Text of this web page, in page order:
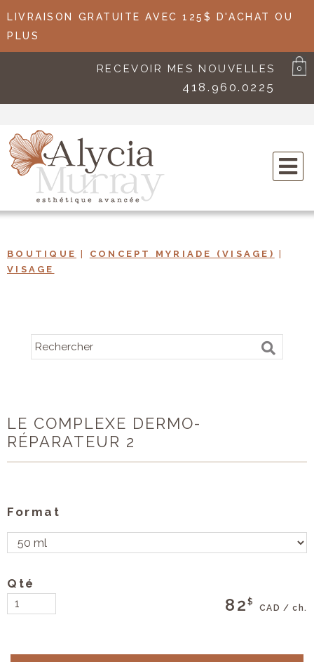
LIVRAISON GRATUITE AVEC 125$ D'ACHAT OU
PLUS
0
RECEVOIR MES NOUVELLES
418.960.0225
BOUTIQUE CONCEPT MYRIADE (VISAGE)
VISAGE
LE COMPLEXE DERMO-
RÉPARATEUR 2
Format
Qté
82$
CAD / ch.